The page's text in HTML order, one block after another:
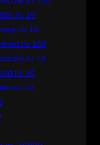
10
10
100
10
10
10